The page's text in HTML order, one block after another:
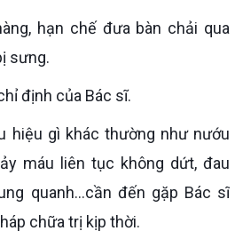
sưng.
định của Bác sĩ.
máu liên tục không dứt, đau
quanh...cần đến gặp Bác sĩ
chữa trị kịp thời.